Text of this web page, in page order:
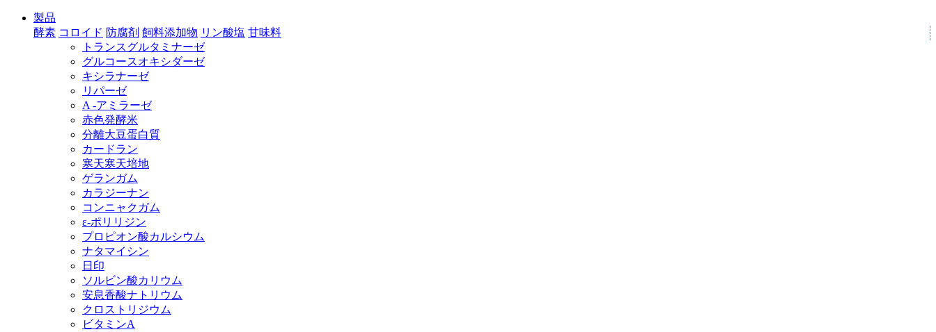
製品
酵素 コロイド 防腐剤 飼料添加物 リン酸塩 甘味料
トランスグルタミナーゼ
グルコースオキシダーゼ
キシラナーゼ
リパーゼ
A -アミラーゼ
赤色発酵米
分離大豆蛋白質
カードラン
寒天寒天培地
ゲランガム
カラジーナン
コンニャクガム
ε‐ポリリジン
プロピオン酸カルシウム
ナタマイシン
日印
ソルビン酸カリウム
安息香酸ナトリウム
クロストリジウム
ビタミンA